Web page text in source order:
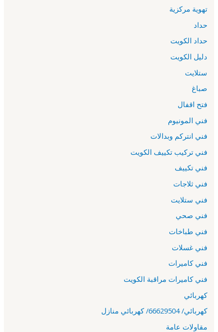
تهوية مركزية
حداد
حداد الكويت
دليل الكويت
ستلايت
صباغ
فتح اقفال
فني المونيوم
فني انتركم وبدالات
فني تركيب تكييف الكويت
فني تكييف
فني ثلاجات
فني ستلايت
فني صحي
فني طباخات
فني غسلات
فني كاميرات
فني كاميرات مراقبة الكويت
كهربائي
كهربائي/ 66629504/ كهربائي منازل
مقاولات عامة